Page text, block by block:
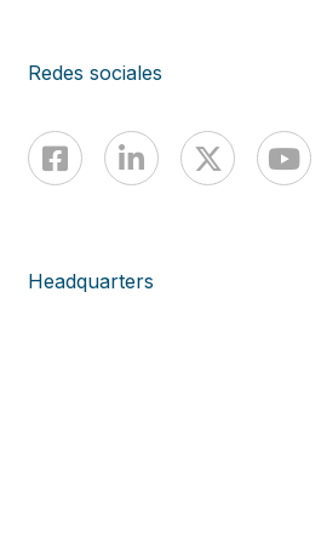
Redes sociales
Headquarters